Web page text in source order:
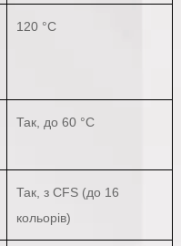
120 °C
Так, до 60 °C
Так, з CFS (до 16
кольорів)